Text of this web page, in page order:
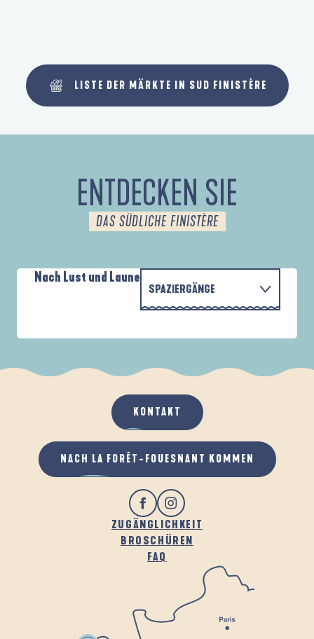
LISTE DER MÄRKTE IN SUD FINISTÈRE
ENTDECKEN SIE
DAS SÜDLICHE FINISTÈRE
Nach Lust und Laune
SPAZIERGÄNGE
WENN ES REGNET
AN DER FRISCHEN LUFT
PARCOURS D'INTERPRÉTATION DE L'ANSE
ZUGÄNGLICHKEIT
BROSCHÜREN
FAQ
KONTAKT
NACH LA FORÊT-FOUESNANT KOMMEN